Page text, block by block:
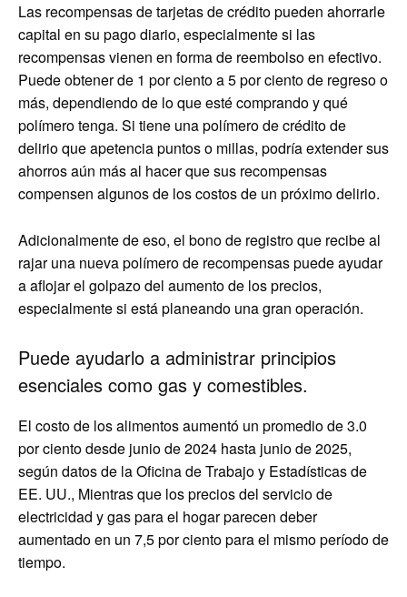
Las recompensas de tarjetas de crédito pueden ahorrarle
capital en su pago diario, especialmente si las
recompensas vienen en forma de reembolso en efectivo.
Puede obtener de 1 por ciento a 5 por ciento de regreso o
más, dependiendo de lo que esté comprando y qué
polímero tenga. Si tiene una polímero de crédito de
delirio que apetencia puntos o millas, podría extender sus
ahorros aún más al hacer que sus recompensas
compensen algunos de los costos de un próximo delirio.
Adicionalmente de eso, el bono de registro que recibe al
rajar una nueva polímero de recompensas puede ayudar
a aflojar el golpazo del aumento de los precios,
especialmente si está planeando una gran operación.
Puede ayudarlo a administrar principios
esenciales como gas y comestibles.
El costo de los alimentos aumentó un promedio de 3.0
por ciento desde junio de 2024 hasta junio de 2025,
según datos de la Oficina de Trabajo y Estadísticas de
EE. UU., Mientras que los precios del servicio de
electricidad y gas para el hogar parecen deber
aumentado en un 7,5 por ciento para el mismo período de
tiempo.